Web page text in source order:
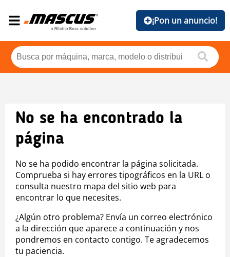
¡Pon un anuncio!
No se ha encontrado la
página
No se ha podido encontrar la página solicitada.
Comprueba si hay errores tipográficos en la URL o
consulta nuestro mapa del sitio web para
encontrar lo que necesites.
¿Algún otro problema? Envía un correo electrónico
a la dirección que aparece a continuación y nos
pondremos en contacto contigo. Te agradecemos
tu paciencia.